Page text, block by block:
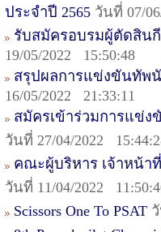
ประจำปี 2565 วันที่ 07/
รับสมัครอบรมผู้ตัดสินกี
19/05/2022 15:50:48
สรุปผลการแข่งขันทัพ
16/05/2022 21:33:11
สมัครเข้าร่วมการแข่ง
วันที่ 27/04/2022
คณะผู้บริหาร เจ้าหน้า
วันที่ 11/04/2022
Scissors One To PSAT